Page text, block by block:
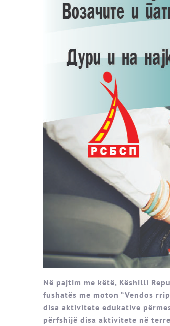
Në pajtim me këtë, Këshilli
fushatës me moton “Vendos
disa aktivitete edukative
përfshijë disa aktivitete në